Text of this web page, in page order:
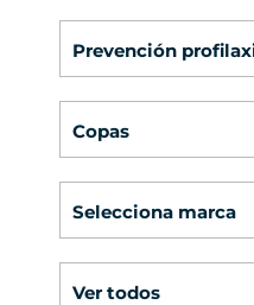
prevención
copas
selecciona marca
ver todos